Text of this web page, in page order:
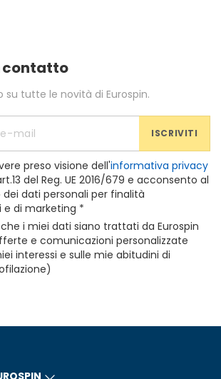
contatto
su tutte le novità di Eurospin.
ISCRIVITI
preso visione dell'informativa privacy
del Reg. UE 2016/679 e acconsento al
dati personali per finalità
e di marketing *
i miei dati siano trattati da Eurospin
e comunicazioni personalizzate
interessi e sulle mie abitudini di